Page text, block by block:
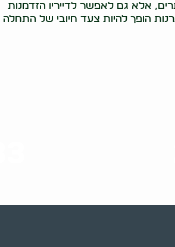
אלא גם לאפשר לדייריו הזדמנות
הופך להיות צעד חיובי של התחלה